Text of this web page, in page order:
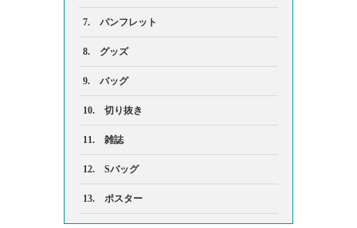
7. パンフレット
8. グッズ
9. バッグ
10. 切り抜き
11. 雑誌
12. Sバッグ
13. ポスター